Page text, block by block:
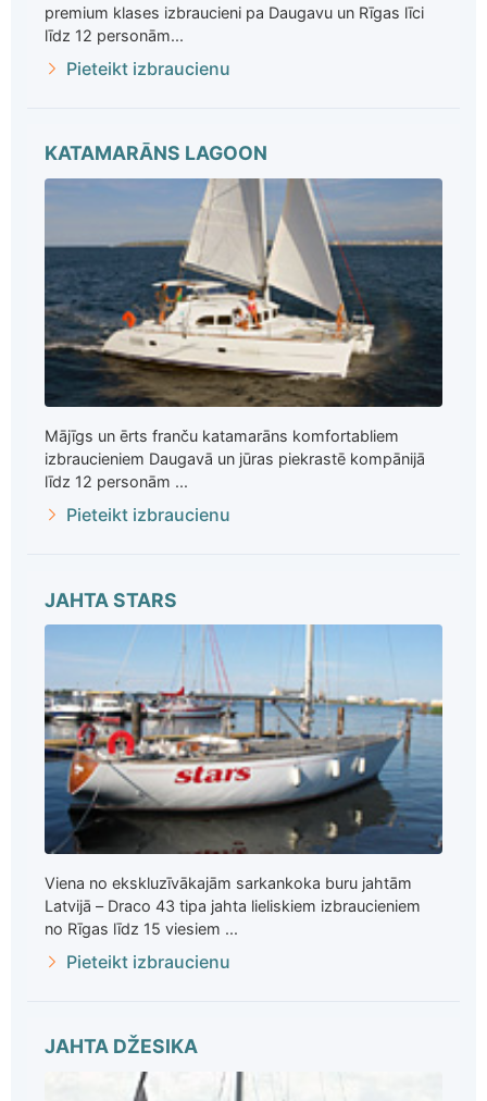
premium klases izbraucieni pa Daugavu un Rīgas līci
līdz 12 personām...
Pieteikt izbraucienu
KATAMARĀNS LAGOON
Mājīgs un ērts franču katamarāns komfortabliem
izbraucieniem Daugavā un jūras piekrastē kompānijā
līdz 12 personām ...
Pieteikt izbraucienu
JAHTA STARS
Viena no ekskluzīvākajām sarkankoka buru jahtām
Latvijā – Draco 43 tipa jahta lieliskiem izbraucieniem
no Rīgas līdz 15 viesiem ...
Pieteikt izbraucienu
JAHTA DŽESIKA